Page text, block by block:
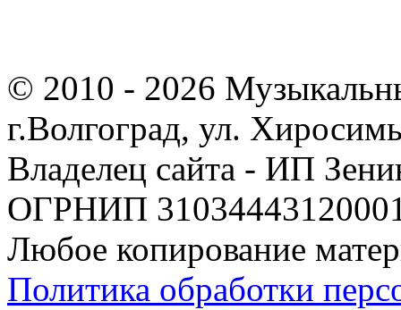
© 2010 - 2026
г.Волгоград, ул.
Владелец сайта - ИП
ОГРНИП
Любое копирование
Политика обработки